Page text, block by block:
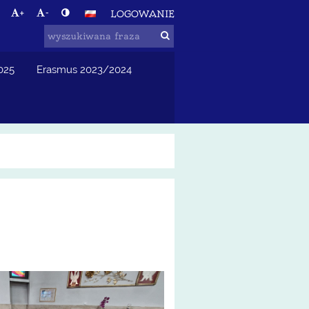
+ - LOGOWANIE
Erasmus 2023/2024